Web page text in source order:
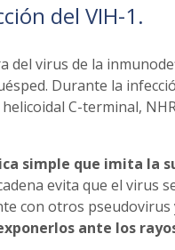
del VIH-1.
virus de la
Durante la
C-terminal,
simple que imita la
evita que el virus
con otros
ante los